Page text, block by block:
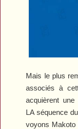
Mais le plus
associés à
acquièrent une
LA séquence
voyons Makoto